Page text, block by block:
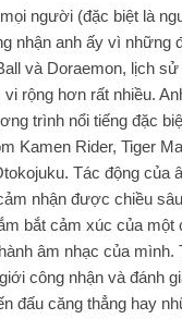
người (đặc biệt là
nhận anh ấy vì những
và Doraemon, lịch
rộng hơn rất nhiều.
trình nổi tiếng đặc
Kamen Rider, Tiger
Tác động của
nhận được chiều
bắt cảm xúc của
âm nhạc của mình.
công nhận và đánh
đấu căng thẳng hay